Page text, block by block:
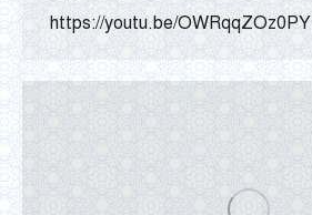
https://youtu.be/OWRqqZOz0PY